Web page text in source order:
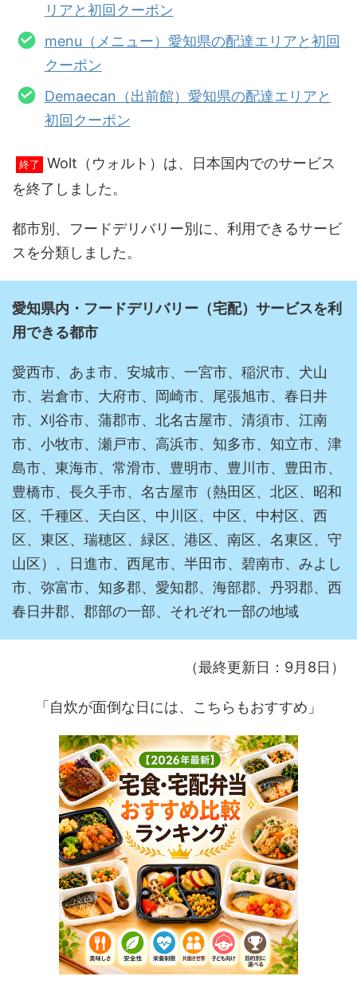
リアと初回クーポン
menu（メニュー）愛知県の配達エリアと初回
クーポン
Demaecan（出前館）愛知県の配達エリアと
初回クーポン
終了
Wolt（ウォルト）は、日本国内でのサービス
を終了しました。
都市別、フードデリバリー別に、利用できるサービ
スを分類しました。
愛知県内・フードデリバリー（宅配）サービスを利
用できる都市
愛西市、あま市、安城市、一宮市、稲沢市、犬山
市、岩倉市、大府市、岡崎市、尾張旭市、春日井
市、刈谷市、蒲郡市、北名古屋市、清須市、江南
市、小牧市、瀬戸市、高浜市、知多市、知立市、津
島市、東海市、常滑市、豊明市、豊川市、豊田市、
豊橋市、長久手市、名古屋市（熱田区、北区、昭和
区、千種区、天白区、中川区、中区、中村区、西
区、東区、瑞穂区、緑区、港区、南区、名東区、守
山区）、日進市、西尾市、半田市、碧南市、みよし
市、弥富市、知多郡、愛知郡、海部郡、丹羽郡、西
春日井郡、郡部の一部、それぞれ一部の地域
（最終更新日：9月8日）
「自炊が面倒な日には、こちらもおすすめ」